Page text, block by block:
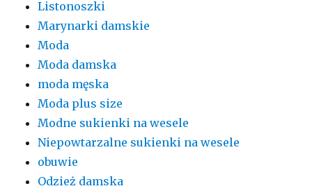
Listonoszki
Marynarki damskie
Moda
Moda damska
moda męska
Moda plus size
Modne sukienki na wesele
Niepowtarzalne sukienki na wesele
obuwie
Odzież damska